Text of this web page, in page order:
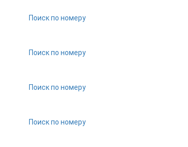
Поиск по номеру
Поиск по номеру
Поиск по номеру
Поиск по номеру